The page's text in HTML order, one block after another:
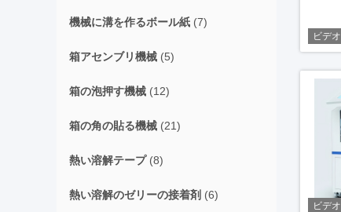
機械に溝を作るボール紙 (7)
箱アセンブリ機械 (5)
箱の泡押す機械 (12)
箱の角の貼る機械 (21)
熱い溶解テープ(8)
熱い溶解のゼリーの接着剤 (6)
ビデオ
ビデオ